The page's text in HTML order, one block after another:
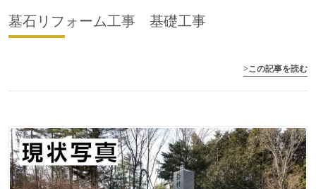
墓石リフォーム工事 基礎工事
>この記事を読む